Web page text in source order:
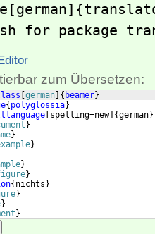
for package
zum Übersetzen:
german { beamer}
{ polyglossia}
spelling=new] {german}
}
}
}
}
}
{ nichts }
}
}
}